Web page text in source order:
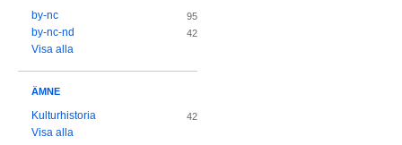
by-nc 95
by-nc-nd 42
Visa alla
ÄMNE
Kulturhistoria 42
Visa alla